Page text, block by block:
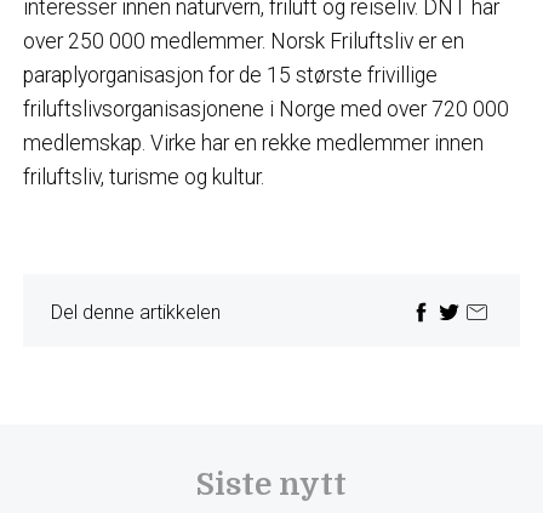
interesser innen naturvern, friluft og reiseliv. DNT har
over 250 000 medlemmer. Norsk Friluftsliv er en
paraplyorganisasjon for de 15 største frivillige
friluftslivsorganisasjonene i Norge med over 720 000
medlemskap. Virke har en rekke medlemmer innen
friluftsliv, turisme og kultur.
Del denne artikkelen
Siste nytt